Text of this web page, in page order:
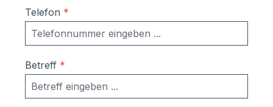
Telefon *
Betreff *